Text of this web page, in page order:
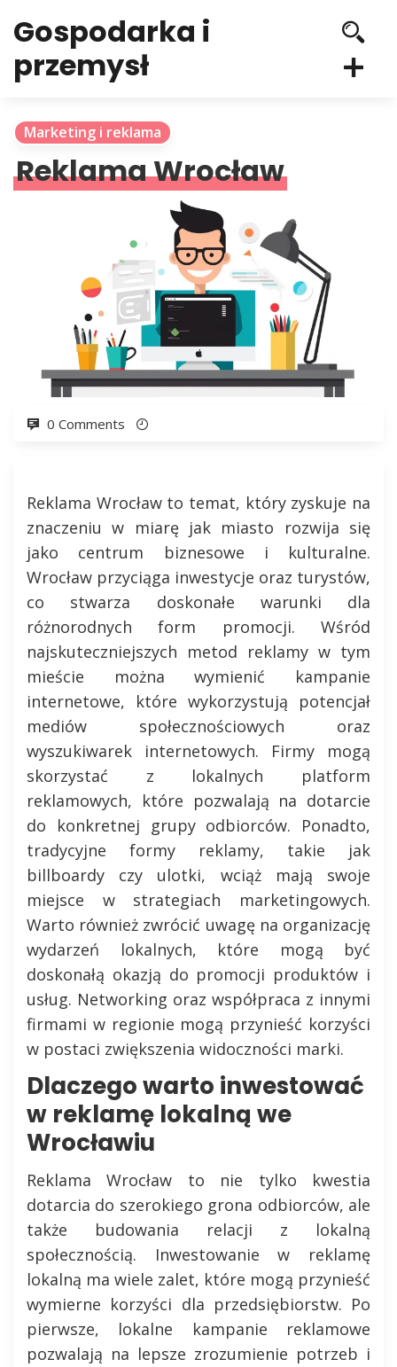
Gospodarka i
przemysł
Marketing i reklama
Reklama Wrocław
0 Comments
Reklama Wrocław to temat, który zyskuje na
znaczeniu w miarę jak miasto rozwija się
jako centrum biznesowe i kulturalne.
Wrocław przyciąga inwestycje oraz turystów,
co stwarza doskonałe warunki dla
różnorodnych form promocji. Wśród
najskuteczniejszych metod reklamy w tym
mieście można wymienić kampanie
internetowe, które wykorzystują potencjał
mediów społecznościowych oraz
wyszukiwarek internetowych. Firmy mogą
skorzystać z lokalnych platform
reklamowych, które pozwalają na dotarcie
do konkretnej grupy odbiorców. Ponadto,
tradycyjne formy reklamy, takie jak
billboardy czy ulotki, wciąż mają swoje
miejsce w strategiach marketingowych.
Warto również zwrócić uwagę na organizację
wydarzeń lokalnych, które mogą być
doskonałą okazją do promocji produktów i
usług. Networking oraz współpraca z innymi
firmami w regionie mogą przynieść korzyści
w postaci zwiększenia widoczności marki.
Dlaczego warto inwestować
w reklamę lokalną we
Wrocławiu
Reklama Wrocław to nie tylko kwestia
dotarcia do szerokiego grona odbiorców, ale
także budowania relacji z lokalną
społecznością. Inwestowanie w reklamę
lokalną ma wiele zalet, które mogą przynieść
wymierne korzyści dla przedsiębiorstw. Po
pierwsze, lokalne kampanie reklamowe
pozwalają na lepsze zrozumienie potrzeb i